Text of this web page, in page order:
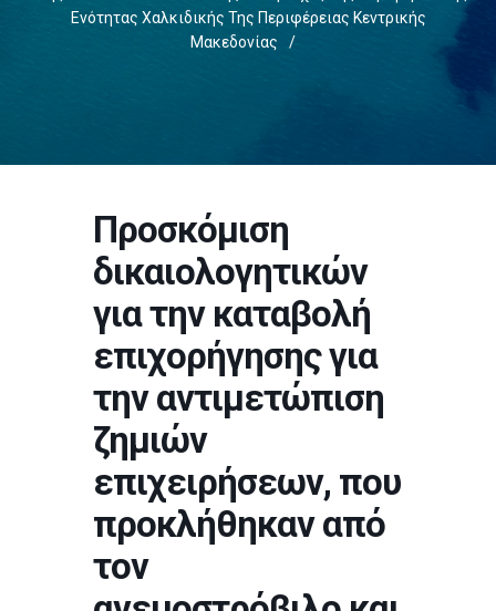
Ενότητας Χαλκιδικής Της Περιφέρειας Κεντρικής
Μακεδονίας
/
Προσκόμιση
δικαιολογητικών
για την καταβολή
επιχορήγησης για
την αντιμετώπιση
ζημιών
επιχειρήσεων, που
προκλήθηκαν από
τον